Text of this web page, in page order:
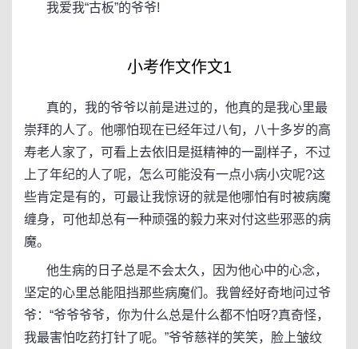
我爱我“古板”的爷爷!
小考作文作文1
真的，我的爷爷以前是进过的，他真的是我心里最
崇拜的人了。他哪怕现在已经年过八旬，八十多岁的高
寿老人家了，可看上去依旧是挺精神的一副样子，不过
上了年纪的人了呢，怎么可能没有一点小病小灾呢?这
些肯定是有的，可最让我惊讶的就是他哪怕有时被病魔
缠身，可他却总有一种顽强的毅力来对付这些邪恶的病
魔。
他生病的日子总是不会太久，因为他心中的心念，
坚定的心里总能阻挡那些病魔们。我曾经好奇地问过爷
爷：“爷爷爷爷，你为什么总是什么都不怕呀?真奇怪，
我最害怕吃药打针了呢。”爷爷慈祥的笑笑，脸上皱纹